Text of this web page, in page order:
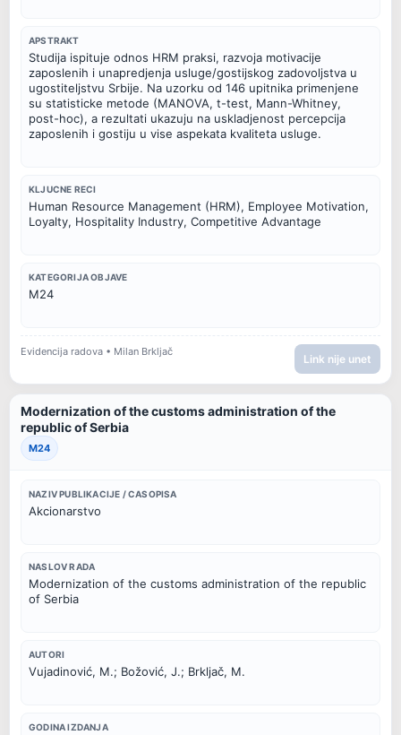
APSTRAKT
Studija ispituje odnos HRM praksi, razvoja motivacije
zaposlenih i unapredjenja usluge/gostijskog zadovoljstva u
ugostiteljstvu Srbije. Na uzorku od 146 upitnika primenjene
su statisticke metode (MANOVA, t-test, Mann-Whitney,
post-hoc), a rezultati ukazuju na uskladjenost percepcija
zaposlenih i gostiju u vise aspekata kvaliteta usluge.
KLJUCNE RECI
Human Resource Management (HRM), Employee Motivation,
Loyalty, Hospitality Industry, Competitive Advantage
KATEGORIJA OBJAVE
M24
Evidencija radova • Milan Brkljač
Link nije unet
Modernization of the customs administration of the
republic of Serbia
M24
NAZIV PUBLIKACIJE / CASOPISA
Akcionarstvo
NASLOV RADA
Modernization of the customs administration of the republic
of Serbia
AUTORI
Vujadinović, M.; Božović, J.; Brkljač, M.
GODINA IZDANJA